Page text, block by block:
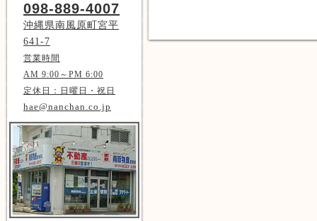
098-889-4007
沖縄県南風原町宮平
641-7
営業時間
AM 9:00～PM 6:00
定休日：日曜日・祝日
hae@nanchan.co.jp